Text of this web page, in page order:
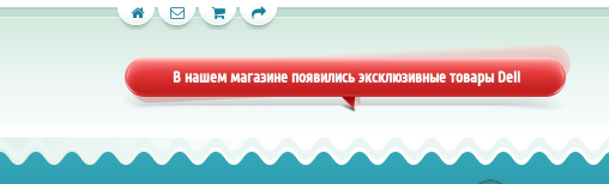
КОМПЛЕКТУЮЩИЕ ДЛЯ ПК
В нашем магазине появились эксклюзивные товары Dell